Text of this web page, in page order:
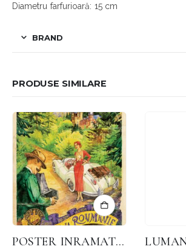
Diametru farfurioară: 15 cm
BRAND
PRODUSE SIMILARE
POSTER INRAMAT VISITEZ LA ROUMANIE EN AUTO